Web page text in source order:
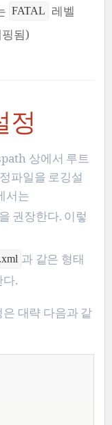
FATAL
레벨
핑됨)
정
상에서 루트
파일을 로깅설
서는
권장한다. 이렇
과 같은 형태
.
대략 다음과 같